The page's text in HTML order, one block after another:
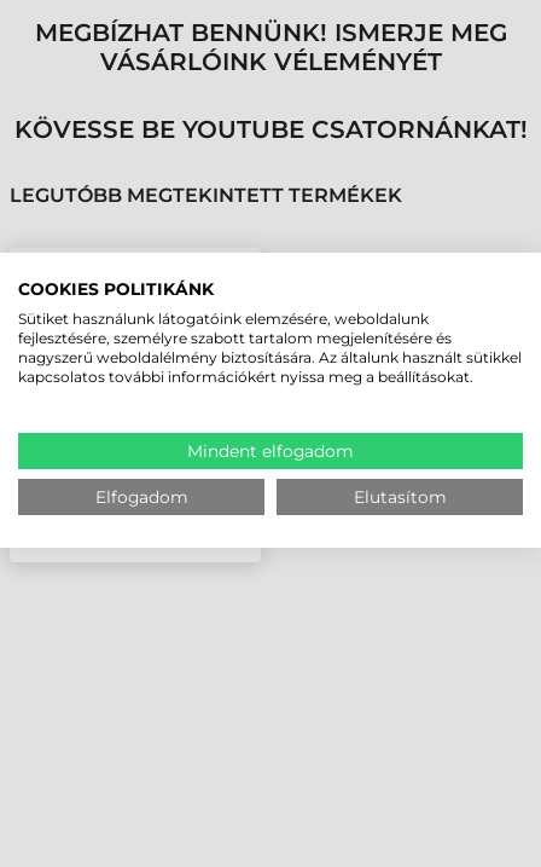
MEGBÍZHAT BENNÜNK! ISMERJE MEG
VÁSÁRLÓINK VÉLEMÉNYÉT
KÖVESSE BE YOUTUBE CSATORNÁNKAT!
LEGUTÓBB MEGTEKINTETT TERMÉKEK
CARL VALENTIN
NYOMTATÓFEJ,
SPECTRA II 162/12, 12
DOTS/MM (300 DPI)
COOKIES POLITIKÁNK
Sütiket használunk látogatóink elemzésére, weboldalunk
fejlesztésére, személyre szabott tartalom megjelenítésére és
nagyszerű weboldalélmény biztosítására. Az általunk használt sütikkel
kapcsolatos további információkért nyissa meg a beállításokat.
Mindent elfogadom
Elfogadom Elutasítom